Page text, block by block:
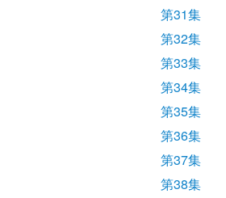
第31集
第32集
第33集
第34集
第35集
第36集
第37集
第38集